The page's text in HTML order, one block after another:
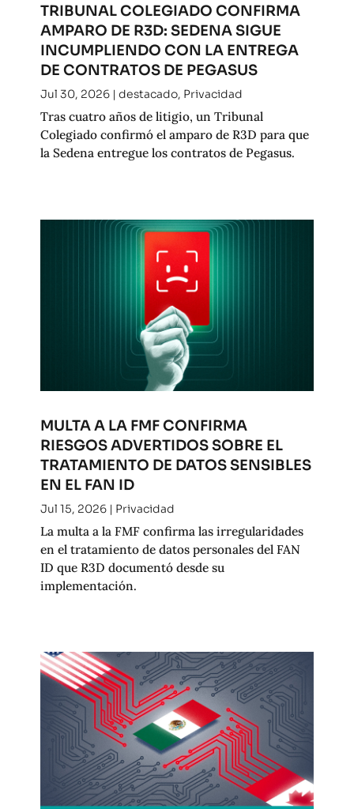
TRIBUNAL COLEGIADO CONFIRMA
AMPARO DE R3D: SEDENA SIGUE
INCUMPLIENDO CON LA ENTREGA
DE CONTRATOS DE PEGASUS
Jul 30, 2026| destacado, Privacidad
Tras cuatro años de litigio, un Tribunal
Colegiado confirmó el amparo de R3D para que
la Sedena entregue los contratos de Pegasus.
MULTA A LA FMF CONFIRMA
RIESGOS ADVERTIDOS SOBRE EL
TRATAMIENTO DE DATOS SENSIBLES
EN EL FAN ID
Jul 15, 2026| Privacidad
La multa a la FMF confirma las irregularidades
en el tratamiento de datos personales del FAN
ID que R3D documentó desde su
implementación.